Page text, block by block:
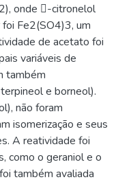
onde -citronelol
Fe2(SO4)3, um
de acetato foi
variáveis de
também
e borneol).
não foram
isomerização e seus
A reatividade foi
como o geraniol e o
também avaliada